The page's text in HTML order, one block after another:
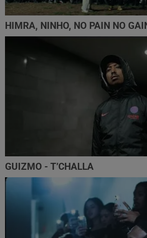
HIMRA, NINHO, NO PAIN NO
GUIZMO - T’CHALLA